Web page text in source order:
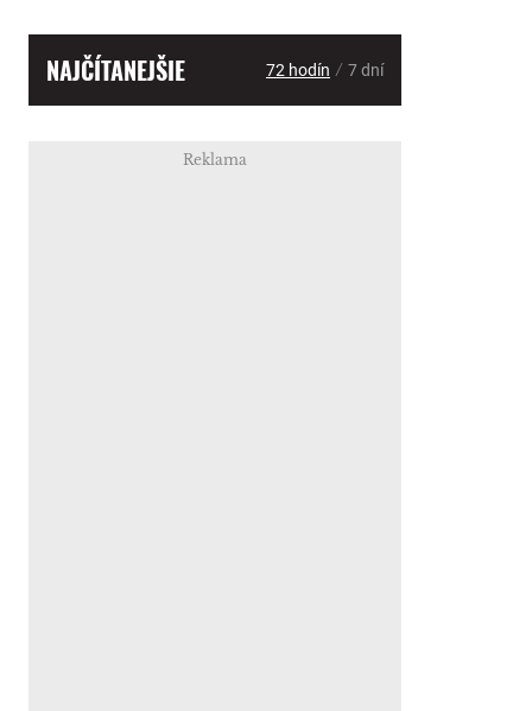
NAJČÍTANEJŠIE 72 hodín / 7 dní
Reklama